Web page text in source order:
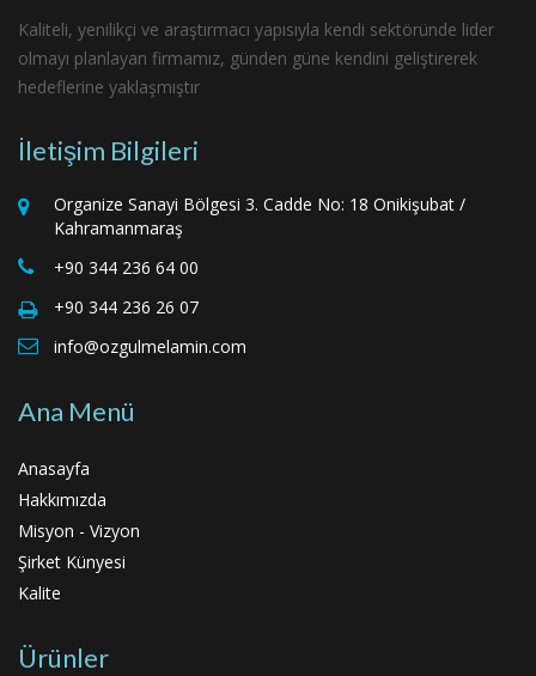
Kaliteli, yenilikçi ve araştırmacı yapısıyla kendi sektöründe lider
olmayı planlayan firmamız, günden güne kendini geliştirerek
hedeflerine yaklaşmıştır
İletişim Bilgileri
Organize Sanayi Bölgesi 3. Cadde No: 18 Onikişubat /
Kahramanmaraş
+90 344 236 64 00
+90 344 236 26 07
info@ozgulmelamin.com
Ana Menü
Anasayfa
Hakkımızda
Misyon - Vizyon
Şirket Künyesi
Kalite
Ürünler